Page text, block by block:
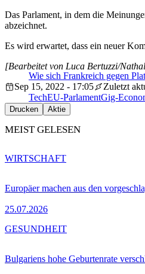
Das Parlament, in dem die
abzeichnet.
Es wird erwartet, dass ein neuer
Wie sich Frankreich gegen
[Bearbeitet von Luca Bertuzzi/
Sep 15, 2022 - 17:05
Zuletzt
TechEU-ParlamentGig-
Drucken Aktie
MEIST GELESEN
Europäer machen aus den
25.07.2026
WIRTSCHAFT
Bulgariens hohe Geburtenrate
GESUNDHEIT